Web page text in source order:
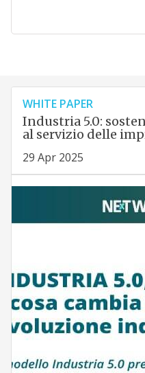
WHITE PAPER
Industria 5.0:
al servizio delle
29 Apr 2025